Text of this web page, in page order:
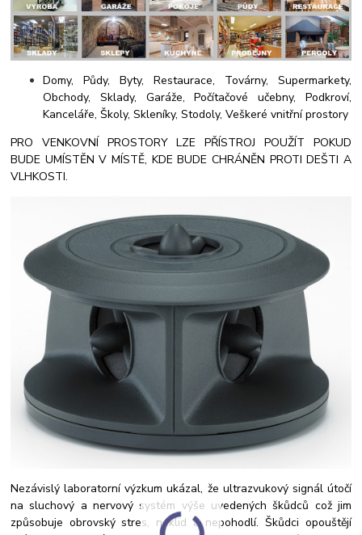
Domy,Půdy, Byty, Restaurace, Továrny, Supermarkety,
Obchody, Sklady, Garáže,Počítačové učebny, Podkroví,
Kanceláře,Školy,Skleníky,Stodoly,Veškeré vnitřní prostory
PRO VENKOVNÍ PROSTORY LZE PŘÍSTROJ POUŽÍT POKUD
BUDE UMÍSTĚN V MÍSTĚ, KDE BUDE CHRÁNĚN PROTI DEŠTI A
VLHKOSTI.
Nezávislý laboratorní výzkum ukázal, že ultrazvukový signál útočí
na sluchový a nervový systém výše uvedených škůdců což jim
způsobuje obrovský stres, neklid a nepohodlí. Škůdci opouštějí